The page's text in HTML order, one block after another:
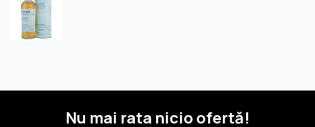
Nu mai rata nicio ofertă!